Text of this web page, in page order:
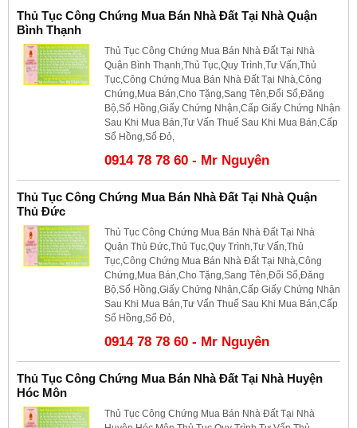
Thủ Tục Công Chứng Mua Bán Nhà Đất Tại Nhà Quận
Bình Thạnh
Thủ Tục Công Chứng Mua Bán Nhà Đất Tại Nhà
Quận Bình Thạnh,Thủ Tục,Quy Trình,Tư Vấn,Thủ
Tục,Công Chứng Mua Bán Nhà Đất Tại Nhà,Công
Chứng,Mua Bán,Cho Tặng,Sang Tên,Đổi Sổ,Đăng
Bộ,Sổ Hồng,Giấy Chứng Nhận,Cấp Giấy Chứng Nhận
Sau Khi Mua Bán,Tư Vấn Thuế Sau Khi Mua Bán,Cấp
Sổ Hồng,Sổ Đỏ,
0914 78 78 60 - Mr Nguyên
Thủ Tục Công Chứng Mua Bán Nhà Đất Tại Nhà Quận
Thủ Đức
Thủ Tục Công Chứng Mua Bán Nhà Đất Tại Nhà
Quận Thủ Đức,Thủ Tục,Quy Trình,Tư Vấn,Thủ
Tục,Công Chứng Mua Bán Nhà Đất Tại Nhà,Công
Chứng,Mua Bán,Cho Tặng,Sang Tên,Đổi Sổ,Đăng
Bộ,Sổ Hồng,Giấy Chứng Nhận,Cấp Giấy Chứng Nhận
Sau Khi Mua Bán,Tư Vấn Thuế Sau Khi Mua Bán,Cấp
Sổ Hồng,Sổ Đỏ,
0914 78 78 60 - Mr Nguyên
Thủ Tục Công Chứng Mua Bán Nhà Đất Tại Nhà Huyện
Hóc Môn
Thủ Tục Công Chứng Mua Bán Nhà Đất Tại Nhà